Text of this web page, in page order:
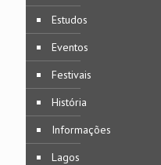
Estudos
Eventos
Festivais
História
Informações
Lagos